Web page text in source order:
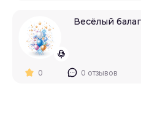
Весёлый
0 0 отзывов